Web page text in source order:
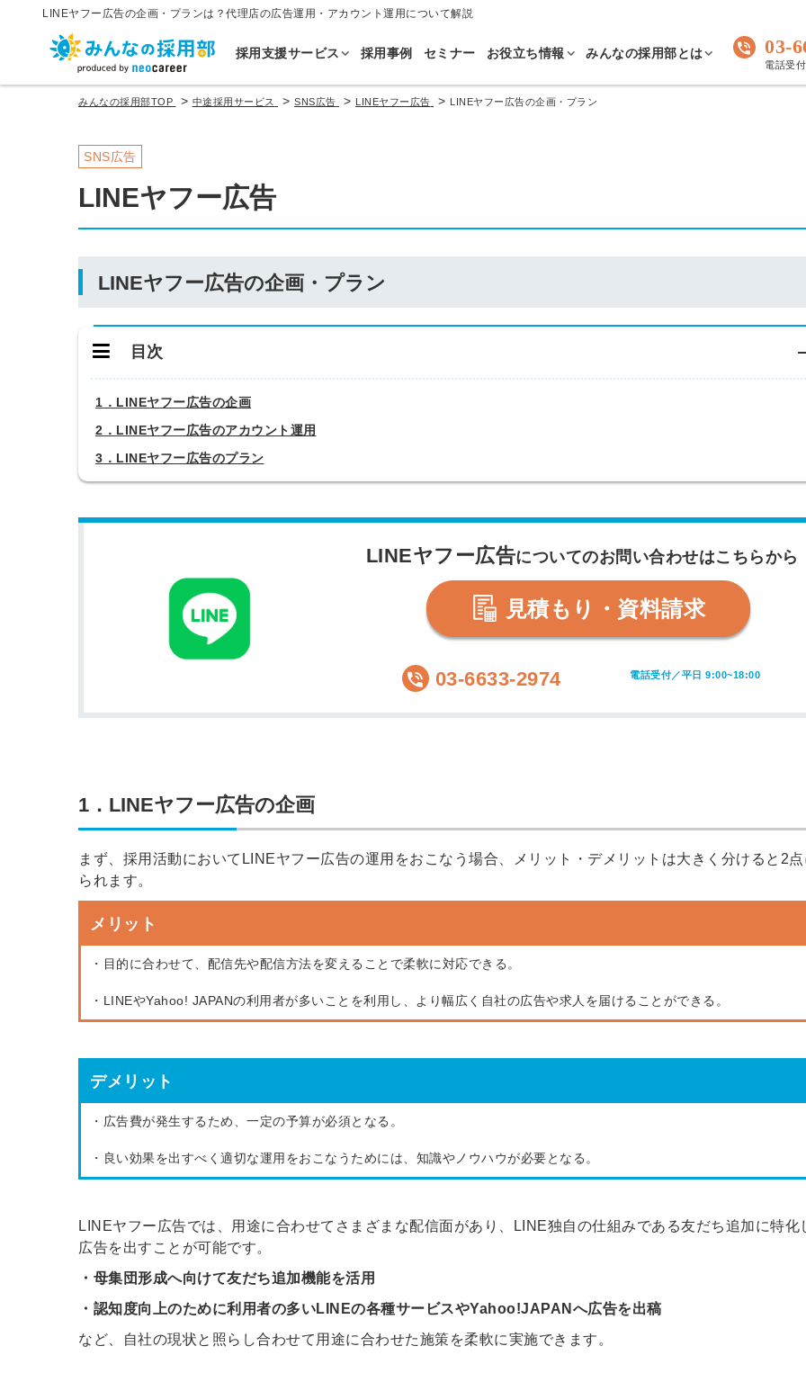
LINEヤフー広告の企画・プランは？代理店の広告運用・アカウント運用について解説
採用支援サービス 採用事例 セミナー お役立ち情報 みんなの採用部とは 03-
電話受
みんなの採用部TOP > 中途採用サービス > SNS広告 > LINEヤフー広告 > LINEヤフー広告の企画・プラン
SNS広告
LINEヤフー広告
LINEヤフー広告の企画・プラン
目次
1．LINEヤフー広告の企画
2．LINEヤフー広告のアカウント運用
3．LINEヤフー広告のプラン
LINEヤフー広告についてのお問い合わせはこちらから
見積もり・資料請求
03-6633-2974 電話受付／平日 9:00~18:00
1．LINEヤフー広告の企画
まず、採用活動においてLINEヤフー広告の運用をおこなう場合、メリット・デメリットは大きく分けると2
られます。
メリット
・目的に合わせて、配信先や配信方法を変えることで柔軟に対応できる。
・LINEやYahoo! JAPANの利用者が多いことを利用し、より幅広く自社の広告や求人を届けることができる。
デメリット
・広告費が発生するため、一定の予算が必須となる。
・良い効果を出すべく適切な運用をおこなうためには、知識やノウハウが必要となる。
LINEヤフー広告では、用途に合わせてさまざまな配信面があり、LINE独自の仕組みである友だち追加に特化
広告を出すことが可能です。
・母集団形成へ向けて友だち追加機能を活用
・認知度向上のために利用者の多いLINEの各種サービスやYahoo!JAPANへ広告を出稿
など、自社の現状と照らし合わせて用途に合わせた施策を柔軟に実施できます。